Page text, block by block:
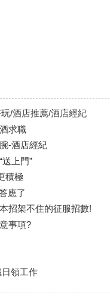
/酒店推薦/酒店經紀
求職
-酒店經紀
上門”
積極
應了
招架不住的征服招數!
事項?
領工作